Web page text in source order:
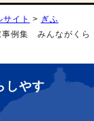
イト > ぎふ
事例集 みんながくら
しやす